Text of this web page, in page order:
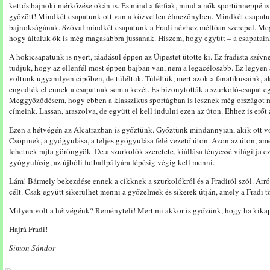
kettős bajnoki mérkőzése okán is. És mind a férfiak, mind a nők sportünneppé
győzött! Mindkét csapatunk ott van a közvetlen élmezőnyben. Mindkét
bajnokságának. Szóval mindkét csapatunk a Fradi névhez méltóan szerepel.
hogy általuk ők is még magasabbra jussanak. Hiszem, hogy együtt – a
A hokicsapatunk is nyert, ráadásul éppen az Újpestet ütötte ki. Ez fradista
tudjuk, hogy az ellenfél most éppen bajban van, nem a legacélosabb. Ez
voltunk ugyanilyen cipőben, de túléltük. Túléltük, mert azok a fanatikusaink,
engedték el ennek a csapatnak sem a kezét. És bizonytották a szurkoló-csapat
Meggyőződésem, hogy ebben a klasszikus sportágban is lesznek még
címeink. Lassan, araszolva, de együtt el kell indulni ezen az úton. Ehhez is
Ezen a hétvégén az Alcatrazban is győztünk. Győztünk mindannyian, akik ott
Csöpinek, a gyógyulása, a teljes gyógyulása felé vezető úton. Azon az úton,
lehetnek rajta göröngyök. De a szurkolók szeretete, kiállása fényessé világítja
gyógyulásig, az újbóli futballpályára lépésig végig kell menni.
Lám! Bármely bekezdése ennek a cikknek a szurkolókról és a Fradiról szól.
célt. Csak együtt sikerülhet menni a győzelmek és sikerek útján, amely a
Milyen volt a hétvégénk? Reményteli! Mert mi akkor is győzünk, hogy ha
Hajrá Fradi!
Simon Sándor